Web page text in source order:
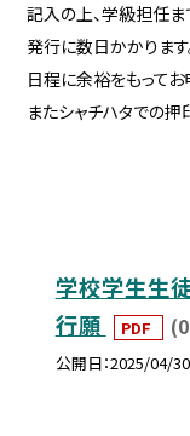
記入の上、学級担任ま
発行に数日かかります
日程に余裕をもってお
またシャチハタでの
学校学生生
行願
PDF
公開日 2025/04/30